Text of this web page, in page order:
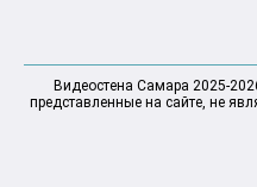
Видеостена Самара 2025-
представленные на сайте, не